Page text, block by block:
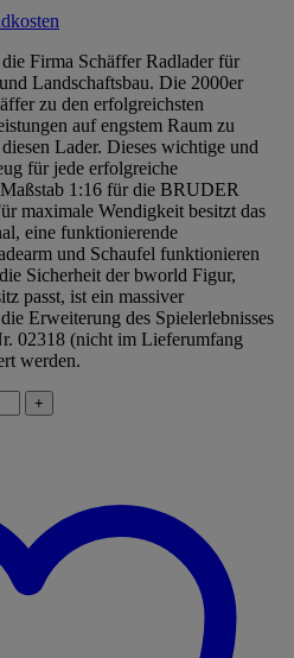
Firma Schäffer Radlader für
Landschaftsbau. Die 2000er
zu den erfolgreichsten
auf engstem Raum zu
Lader. Dieses wichtige und
für jede erfolgreiche
1:16 für die BRUDER
maximale Wendigkeit besitzt das
eine funktionierende
und Schaufel funktionieren
Sicherheit der bworld Figur,
passt, ist ein massiver
Erweiterung des Spielerlebnisses
02318 (nicht im Lieferumfang
werden.